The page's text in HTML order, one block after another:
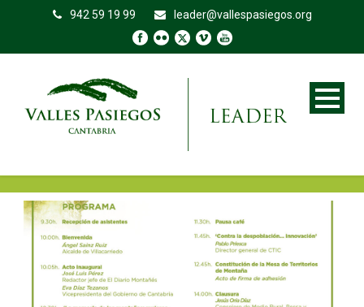
942 59 19 99 leader@vallespasiegos.org